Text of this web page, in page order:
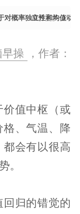
对概率独立性和均值动
展开更多
操
，作者：
值中枢（或
、气温、降
会有以很高
。
归的错觉的